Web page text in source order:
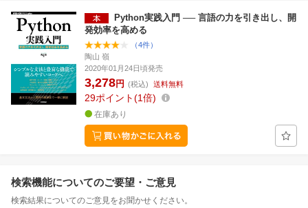
Python実践入門 ── 言語の力を引き出し、開
発効率を高める
（4件）
陶山 嶺
2020年01月24日頃発売
3,278円 (税込) 送料無料
29ポイント 1倍
在庫あり
検索機能についてのご要望・ご意見
検索結果についてのご意見をお聞かせください。